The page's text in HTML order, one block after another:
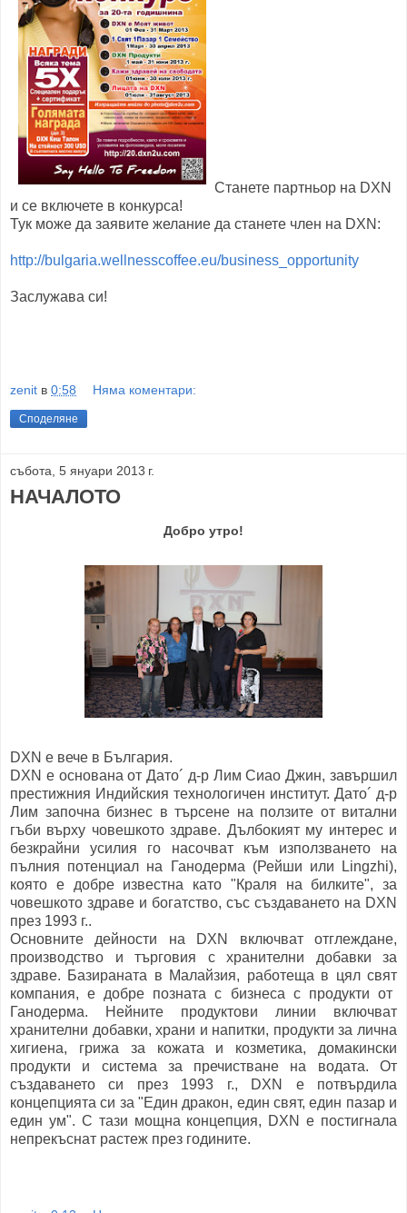
Станете партньор на DXN
и се включете в конкурса!
Тук може да заявите желание да станете член на DXN:
http://bulgaria.wellnesscoffee.eu/business_opportunity
Заслужава си!
zenit в 0:58 Няма коментари:
Споделяне
събота, 5 януари 2013 г.
НАЧАЛОТО
Добро утро!
DXN е вече в България.
DXN е основана от Дато´ д-р Лим Сиао Джин, завършил
престижния Индийския технологичен институт. Дато´ д-р
Лим започна бизнес в търсене на ползите отвитални
гъби върху човешкото здраве. Дълбокият му интерес и
безкрайни усилия
го насочват към
използването на
пълния потенциал на Ганодерма (Рейши или
Lingzhi),
която е
добре известна като "Краля на билките",
за
човешкото здраве и богатство, със създаването на DXN
през 1993 г..
Основните дейности на
DXN включват отглеждане,
производство и търговия с
хранителни
добавки за
здраве. Базираната в Малайзия, работеща в цял свят
компания, е добре позната с бизнеса с продукти от
Ганодерма. Нейните
продуктови линии включват
хранителни добавки, храни и напитки, продукти за лична
хигиена, грижа за кожата и козметика, домакински
продукти
и система за пречистване на водата.От
създаването си
през 1993 г., DXN
е потвърдила
концепцията си за "Един дракон, един свят, един пазар и
един ум". С тази мощна концепция, DXN е постигнала
непрекъснат растеж през годините.